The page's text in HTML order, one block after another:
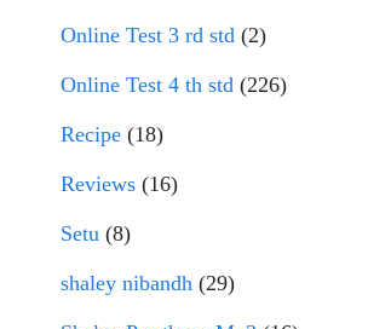
Online Test 3 rd std (2)
Online Test 4 th std (226)
Recipe (18)
Reviews (16)
Setu (8)
shaley nibandh (29)